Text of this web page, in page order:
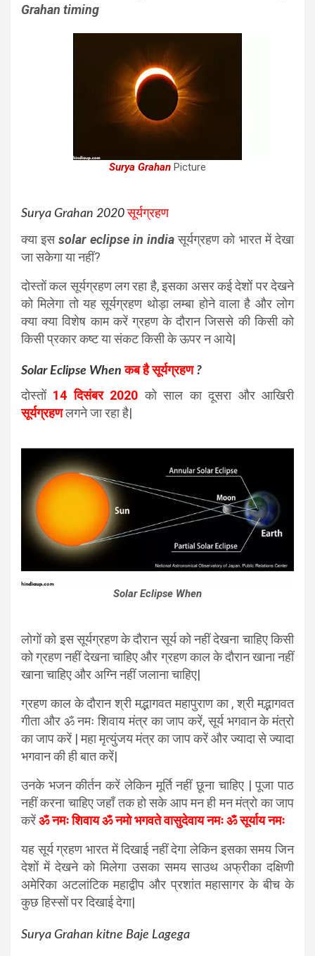
Grahan timing
Surya Grahan Picture
Surya Grahan 2020सूर्यग्रहण
क्या इसsolar eclipse in indiaसूर्यग्रहण को भारत में देखा
जा सकेगा या नहीं?
दोस्तों कल सूर्यग्रहण लग रहा है, इसका असर कई देशों पर देखने
को मिलेगा तो यह सूर्यग्रहण थोड़ा लम्बा होने वाला है और लोग
क्या क्या विशेष काम करें ग्रहण के दौरान जिससे की किसी को
किसी प्रकार कष्ट या संकट किसी के ऊपर न आये|
Solar Eclipse Whenकब है सूर्यग्रहण?
दोस्तों 14 दिसंबर 2020 को साल का दूसरा और आखिरी
सूर्यग्रहणलगने जा रहा है|
Solar Eclipse When
लोगों को इस सूर्यग्रहण के दौरान सूर्य को नहीं देखना चाहिए किसी
को ग्रहण नहीं देखना चाहिए और ग्रहण काल के दौरान खाना नहीं
खाना चाहिए और अग्नि नहीं जलाना चाहिए|
ग्रहण काल के दौरान श्री मद्भागवत महापुराण का , श्री मद्भागवत
गीता और ॐ नमः शिवाय मंत्र का जाप करें, सूर्य भगवान के मंत्रो
का जाप करें | महा मृत्युंजय मंत्र का जाप करें और ज्यादा से ज्यादा
भगवान की ही बात करें|
उनके भजन कीर्तन करें लेकिन मूर्ति नहीं छूना चाहिए | पूजा पाठ
नहीं करना चाहिए जहाँ तक हो सके आप मन ही मन मंत्रो का जाप
करेंॐ नमः शिवाय ॐ नमो भगवते वासुदेवाय नमः ॐ सूर्याय नमः
यह सूर्य ग्रहण भारत में दिखाई नहीं देगा लेकिन इसका समय जिन
देशों में देखने को मिलेगा उसका समय साउथ अफ्रीका दक्षिणी
अमेरिका अटलांटिक महाद्वीप और प्रशांत महासागर के बीच के
कुछ हिस्सों पर दिखाई देगा|
Surya Grahan kitne Baje Lagega